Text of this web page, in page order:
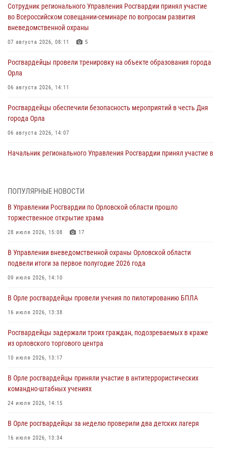
Сотрудник регионального Управления Росгвардии принял участие
во Всероссийском совещании-семинаре по вопросам развития
вневедомственной охраны
07 августа 2026, 08:11 5
Росгвардейцы провели тренировку на объекте образования города
Орла
06 августа 2026, 14:11
Росгвардейцы обеспечили безопасность мероприятий в честь Дня
города Орла
06 августа 2026, 14:07
Начальник регионального Управления Росгвардии принял участие в
первое полугодие
05 августа 2026, 13:12
совершении противоправных действий
04 августа 2026, 14:21
04 августа 2026, 14:06
предоставлении госуслуг
03 августа 2026, 14:30
ПОПУЛЯРНЫЕ НОВОСТИ
В Управлении Росгвардии по Орловской области прошло
торжественное открытие храма
28 июля 2026, 15:08 17
В Управлении вневедомственной охраны Орловской области
подвели итоги за первое полугодие 2026 года
09 июля 2026, 14:10
В Орле росгвардейцы провели учения по пилотированию БПЛА
16 июля 2026, 13:38
Росгвардейцы задержали троих граждан, подозреваемых в краже
из орловского торгового центра
10 июля 2026, 13:17
В Орле росгвардейцы приняли участие в антитеррористических
командно-штабных учениях
24 июля 2026, 14:15
В Орле росгвардейцы за неделю проверили два детских лагеря
16 июля 2026, 13:34